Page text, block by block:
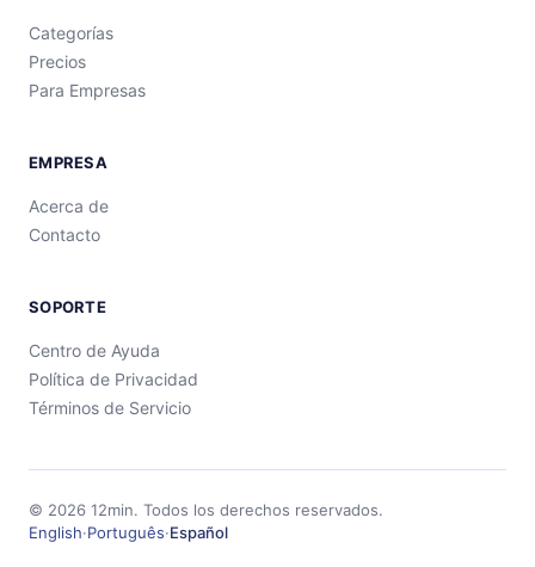
Categorías
Precios
Para Empresas
EMPRESA
Acerca de
Contacto
SOPORTE
Centro de Ayuda
Política de Privacidad
Términos de Servicio
© 2026 12min. Todos los derechos reservados.
English·Português·Español